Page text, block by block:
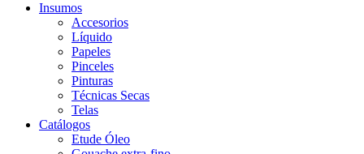
Insumos
Accesorios
Líquido
Papeles
Pinceles
Pinturas
Técnicas Secas
Telas
Catálogos
Etude Óleo